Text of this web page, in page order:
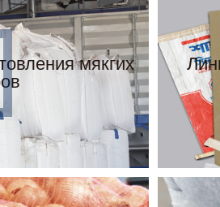
мякгих